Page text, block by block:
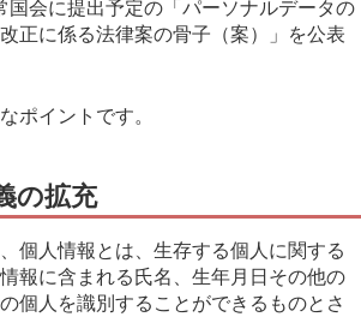
国会に提出予定の「パーソナルデータの
正に係る法律案の骨子（案）」を公表
ポイントです。
の拡充
個人情報とは、生存する個人に関する
報に含まれる氏名、生年月日その他の
個人を識別することができるものとさ